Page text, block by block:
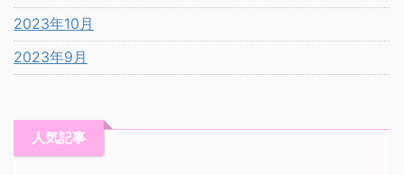
2023年10月
2023年9月
人気記事